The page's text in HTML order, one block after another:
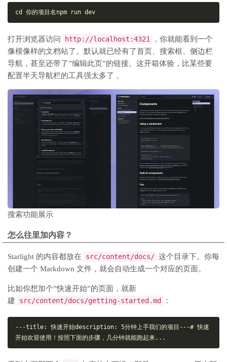
cd 你的项目名 npm run dev
打开浏览器访问 http://localhost:4321
，你就能看到一个
像模像样的文档站了。默认就已经有了首页、搜索框、侧边栏
导航，甚至还带了”编辑此页”的链接。这开箱体验，比某些要
配置半天导航栏的工具强太多了 。
搜索功能展示
怎么往里加内容？
Starlight 的内容都放在 src/content/docs/ 这个目录下。你每
创建一个 Markdown 文件，就会自动生成一个对应的页面。
比如你想加个”快速开始”的页面，就新
建
src/content/docs/getting-started.md ：
---title: 快速开始description: 5分钟上手我们的项目 ---# 快速
开始欢迎使用！按照下面的步骤，几分钟就能跑起来...